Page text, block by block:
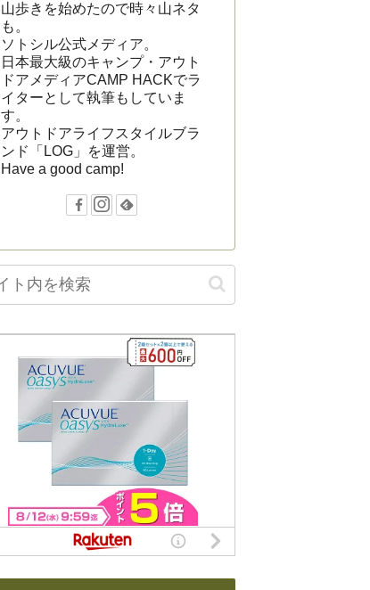
山歩きを始めたので時々山ネタ
も。
ソトシル公式メディア。
日本最大級のキャンプ・アウト
ドアメディアCAMP HACKでラ
イターとして執筆もしていま
す。
アウトドアライフスタイルブラ
ンド「LOG」を運営。
Have a good camp!